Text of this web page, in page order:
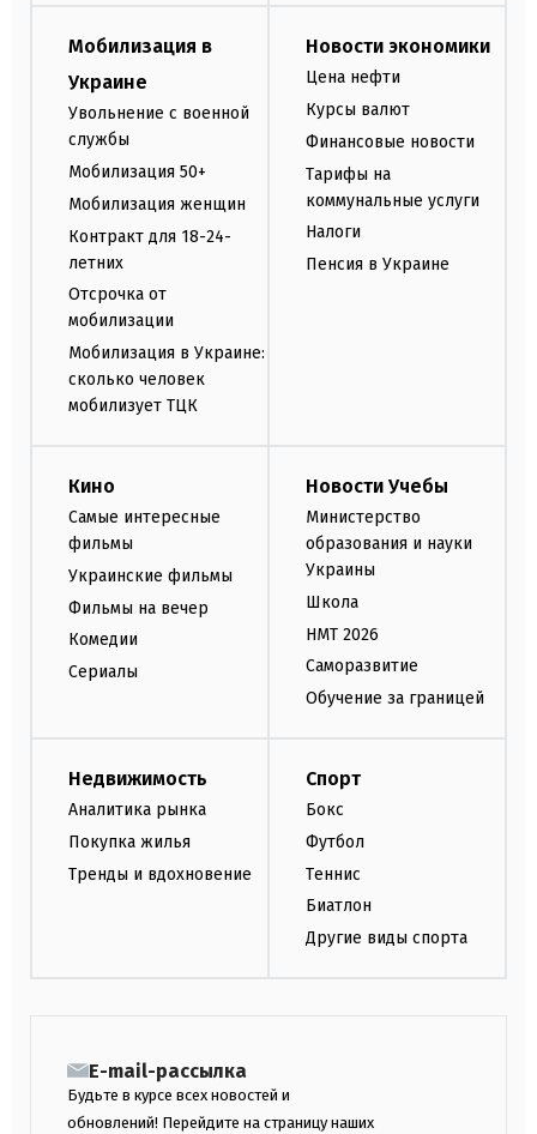
Мобилизация в
Украине
Увольнение с военной
службы
Мобилизация 50+
Мобилизация женщин
Контракт для 18-24-
летних
Отсрочка от
мобилизации
Мобилизация в Украине:
сколько человек
мобилизует ТЦК
Новости экономики
Цена нефти
Курсы валют
Финансовые новости
Тарифы на
коммунальные услуги
Налоги
Пенсия в Украине
Кино
Самые интересные
фильмы
Украинские фильмы
Фильмы на вечер
Комедии
Сериалы
Новости Учебы
Министерство
образования и науки
Украины
Школа
НМТ 2026
Саморазвитие
Обучение за границей
Недвижимость
Аналитика рынка
Покупка жилья
Тренды и вдохновение
Спорт
Бокс
Футбол
Теннис
Биатлон
Другие виды спорта
E-mail-рассылка
Будьте в курсе всех новостей и
обновлений! Перейдите на страницу наших